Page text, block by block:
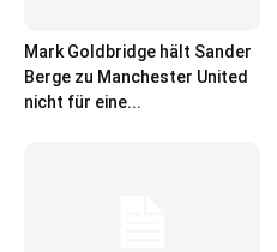
Mark Goldbridge hält Sander
Berge zu Manchester United
nicht für eine...